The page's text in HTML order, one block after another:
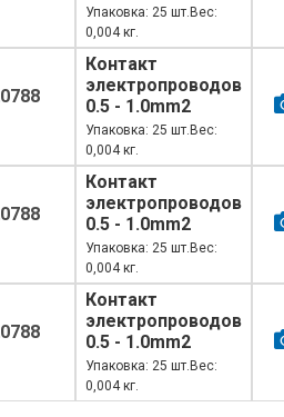
Упаковка: 25 шт.Вес:
0,004 кг.
Контакт
электропроводов
0.5 - 1.0mm2
Упаковка: 25 шт.Вес:
0,004 кг.
Контакт
электропроводов
0.5 - 1.0mm2
Упаковка: 25 шт.Вес:
0,004 кг.
Контакт
электропроводов
0.5 - 1.0mm2
Упаковка: 25 шт.Вес:
0,004 кг.